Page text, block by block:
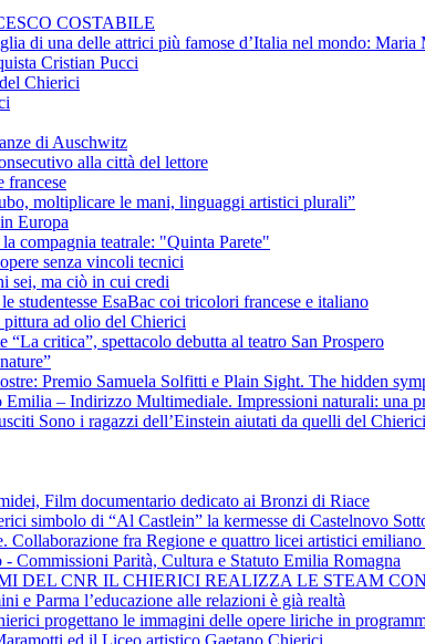
COSTABILE
di una delle attrici più famose d’Italia nel mondo: Maria
Cristian Pucci
Chierici
di Auschwitz
alla città del lettore
francese
moltiplicare le mani, linguaggi artistici plurali”
Europa
compagnia teatrale: "Quinta Parete"
senza vincoli tecnici
sei, ma ciò in cui credi
studentesse EsaBac coi tricolori francese e italiano
pittura ad olio del Chierici
critica”, spettacolo debutta al teatro San Prospero
Premio Samuela Solfitti e Plain Sight. The hidden
– Indirizzo Multimediale. Impressioni naturali: una
Sono i ragazzi dell’Einstein aiutati da quelli del Chierici
Film documentario dedicato ai Bronzi di Riace
simbolo di “Al Castlein” la kermesse di Castelnovo
Collaborazione fra Regione e quattro licei artistici
Commissioni Parità, Cultura e Statuto Emilia Romagna
DEL CNR IL CHIERICI REALIZZA LE STEAM
e Parma l’educazione alle relazioni è già realtà
progettano le immagini delle opere liriche in